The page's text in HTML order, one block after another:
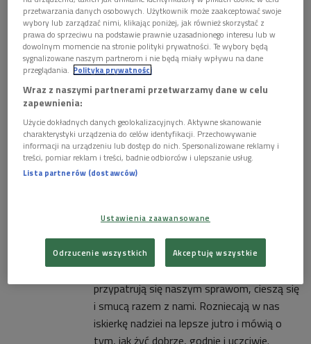
AUDIO
 40'48 
Matysiakowie 30 lipca godz. 13:13
13:13
Co tydzień goszczą w naszych domach,
przypatrują się naszym sprawom, cieszą się
i smucą razem z nami. Rozniecają w nas
iskierkę nadziei na lepsze jutro i mówią o
tym, jak żyć dobrze, godnie i uczciwie.
przetwarzania danych osobowych. Użytkownik może zaakceptować swoje
wybory lub zarządzać nimi, klikając poniżej, jak również skorzystać z
prawa do sprzeciwu na podstawie prawnie uzasadnionego interesu lub w
dowolnym momencie na stronie polityki prywatności. Te wybory będą
sygnalizowane naszym partnerom i nie będą miały wpływu na dane
przeglądania. Polityka prywatności
Wraz z naszymi partnerami przetwarzamy dane w celu
zapewnienia:
Użycie dokładnych danych geolokalizacyjnych. Aktywne skanowanie
charakterystyki urządzenia do celów identyfikacji. Przechowywanie
informacji na urządzeniu lub dostęp do nich. Spersonalizowane reklamy i
treści, pomiar reklam i treści, badnie odbiorców i ulepszanie usług.
Lista partnerów (dostawców)
Ustawienia zaawansowane
Odrzucenie wszystkich Akceptuję wszystkie